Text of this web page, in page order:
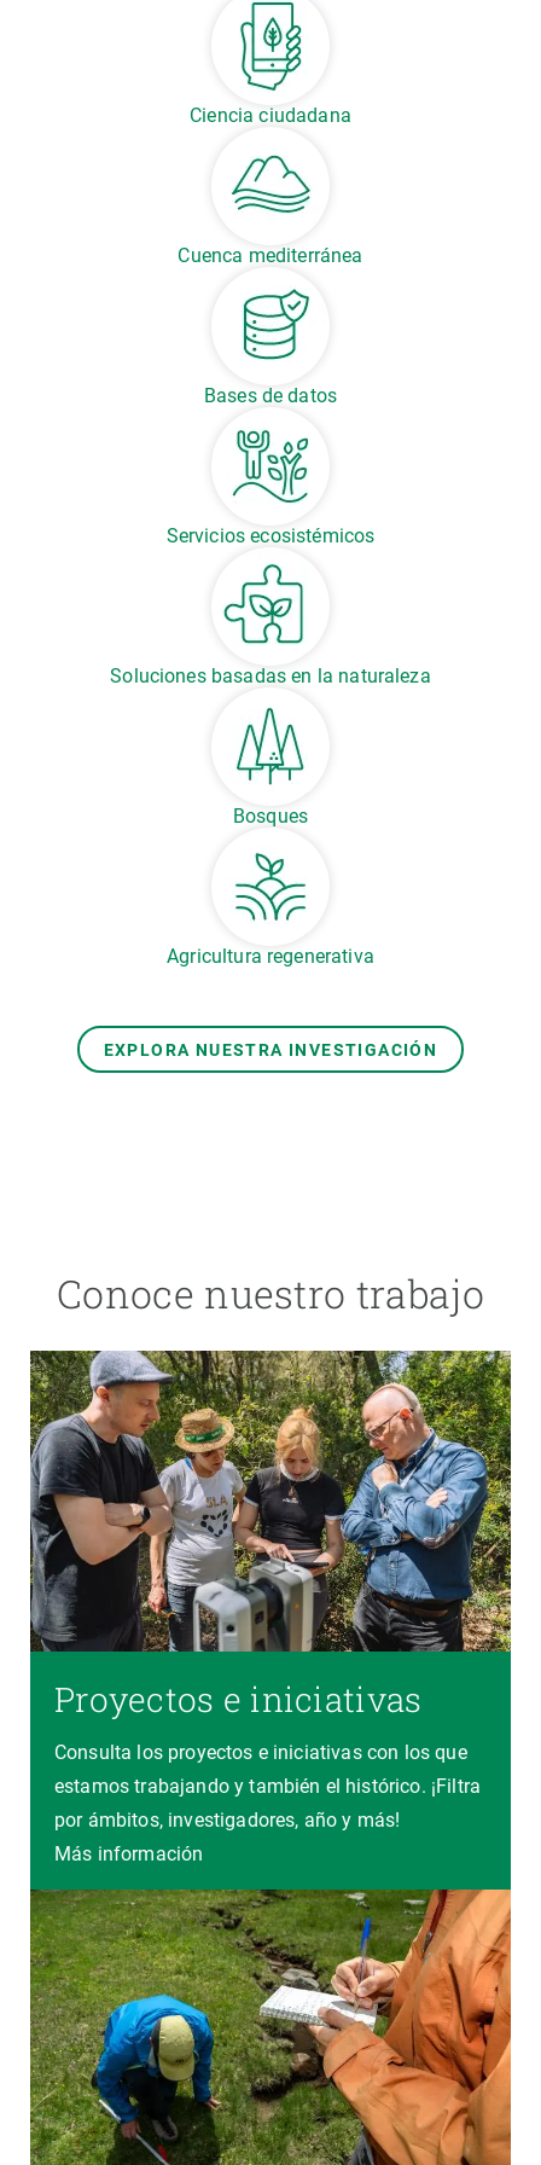
Ciencia ciudadana
Cuenca mediterránea
Bases de datos
Servicios ecosistémicos
Soluciones basadas en la naturaleza
Bosques
Agricultura regenerativa
EXPLORA NUESTRA INVESTIGACIÓN
Conoce nuestro trabajo
Proyectos e iniciativas
Consulta los proyectos e iniciativas con los que
estamos trabajando y también el histórico. ¡Filtra
por ámbitos, investigadores, año y más!
Más información